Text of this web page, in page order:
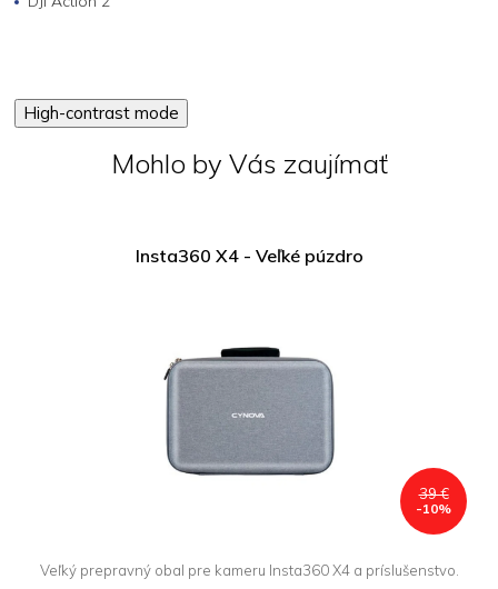
High-contrast mode
Mohlo by Vás zaujímať
Insta360 X4 - Veľké púzdro
39 €
-10%
Veľký prepravný obal pre kameru Insta360 X4 a príslušenstvo.